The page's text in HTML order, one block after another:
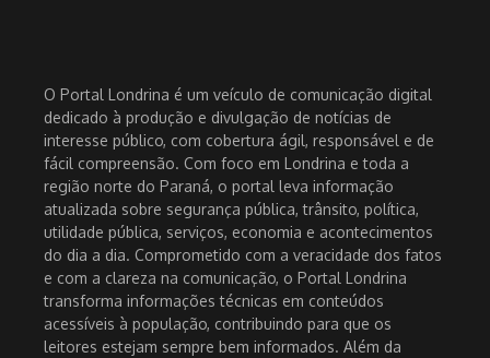
O Portal Londrina é um veículo de comunicação digital
dedicado à produção e divulgação de notícias de
interesse público, com cobertura ágil, responsável e de
fácil compreensão. Com foco em Londrina e toda a
região norte do Paraná, o portal leva informação
atualizada sobre segurança pública, trânsito, política,
utilidade pública, serviços, economia e acontecimentos
do dia a dia. Comprometido com a veracidade dos fatos
e com a clareza na comunicação, o Portal Londrina
transforma informações técnicas em conteúdos
acessíveis à população, contribuindo para que os
leitores estejam sempre bem informados. Além da